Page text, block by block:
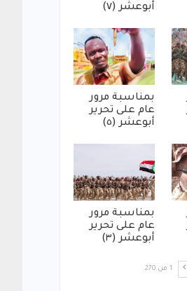
أبوعشر (٧)
بمناسبة مرور
عام على تحرير
أبوعشر (٥)
بمناسبة مرور
عام على تحرير
أبوعشر (٣)
1 من 270